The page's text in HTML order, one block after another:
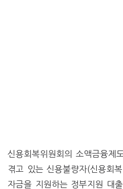
신용회복위원회의 소액금융제
겪고 있는 신용불량자(신용회
자금을 지원하는 정부지원 대